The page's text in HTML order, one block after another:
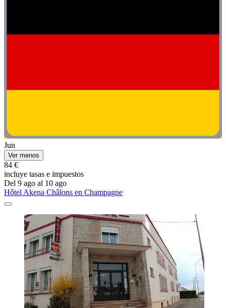
Jun
Ver menos
84 €
incluye tasas e impuestos
Del 9 ago al 10 ago
Hôtel Akena Châlons en Champagne